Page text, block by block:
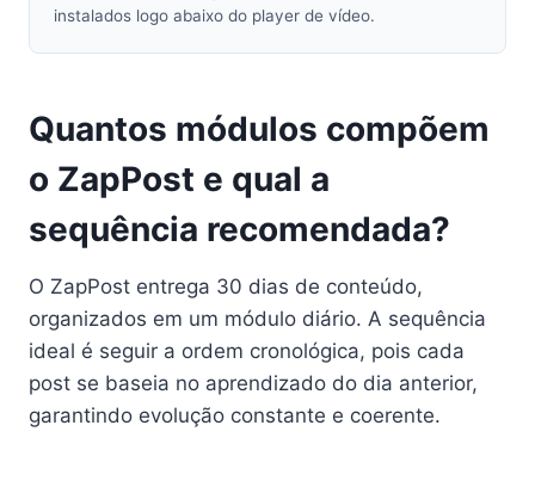
instalados logo abaixo do player de vídeo.
Quantos módulos compõem
o ZapPost e qual a
sequência recomendada?
O ZapPost entrega 30 dias de conteúdo,
organizados em um módulo diário. A sequência
ideal é seguir a ordem cronológica, pois cada
post se baseia no aprendizado do dia anterior,
garantindo evolução constante e coerente.